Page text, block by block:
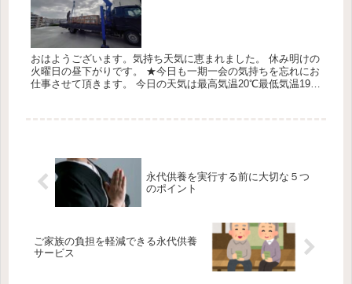
おはようございます。気持ち天気に恵まれました。 休み明けの
火曜日の昼下がりです。 ★今日も一期一会の気持ちを忘れにお
仕事させて頂きます。 今日の天気は最高気温20℃最低気温19℃
永代供養を実行する前に大切な５つ
のポイント
ご家族の負担を軽減できる永代供養
サービス